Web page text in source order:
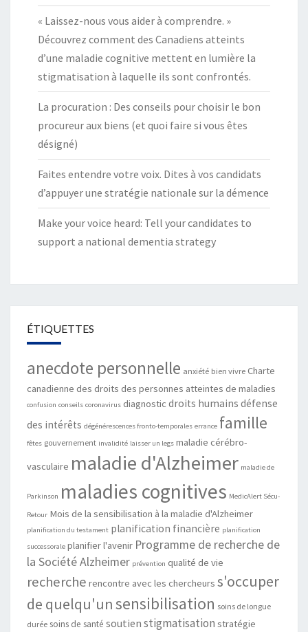
« Laissez-nous vous aider à comprendre. »
Découvrez comment des Canadiens atteints
d’une maladie cognitive mettent en lumière la
stigmatisation à laquelle ils sont confrontés.
La procuration : Des conseils pour choisir le bon
procureur aux biens (et quoi faire si vous êtes
désigné)
Faites entendre votre voix. Dites à vos candidats
d’appuyer une stratégie nationale sur la démence
Make your voice heard: Tell your candidates to
support a national dementia strategy
ÉTIQUETTES
anecdote personnelle anxiété bien vivre Charte
canadienne des droits des personnes atteintes de maladies
confusion conseils coronavirus diagnostic droits humains défense
des intérêts dégénérescences fronto-temporales errance famille
fêtes gouvernement invalidité laisser un legs maladie cérébro-
vasculaire maladie d'Alzheimer maladie de
Parkinson maladies cognitives MedicAlert Sécu-
Retour Mois de la sensibilisation à la maladie d'Alzheimer
planification du testament planification financière planification
successorale planifier l'avenir Programme de recherche de
la Société Alzheimer prévention qualité de vie
recherche rencontre avec les chercheurs s'occuper
de quelqu'unsensibilisation soins de longue
durée soins de santé soutien stigmatisation stratégie